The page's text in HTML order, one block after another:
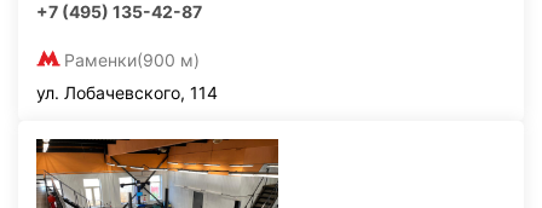
+7 (495) 135-42-87
Раменки(900 м)
ул. Лобачевского, 114